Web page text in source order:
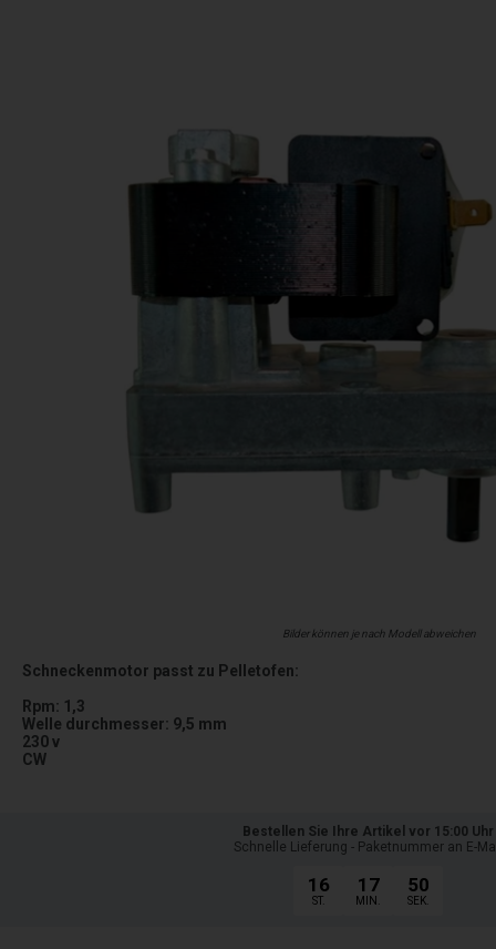
Bilder können je nach Modell abweichen
Schneckenmotor passt zu Pelletofen:
Rpm: 1,3
Welle durchmesser: 9,5 mm
230 v
CW
Bestellen Sie Ihre Artikel vor 15:00 Uhr
Schnelle Lieferung - Paketnummer an E-
16
ST.
17
MIN.
48
SEK.